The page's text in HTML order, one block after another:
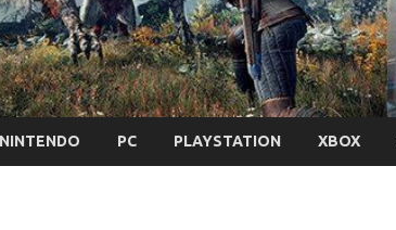
NINTENDO PC PLAYSTATION XBOX